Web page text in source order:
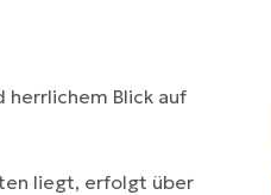
herrlichem Blick auf
liegt, erfolgt über